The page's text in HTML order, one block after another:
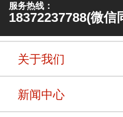
服务热线：
18372237788(微信
关于我们
新闻中心